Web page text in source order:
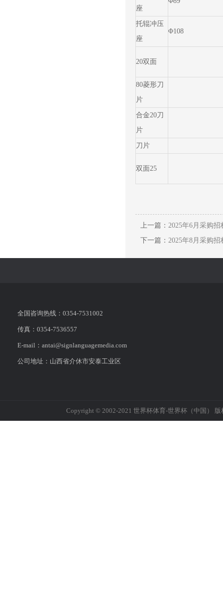
座
托辊冲压
座
Φ108
20双面
80菱形刀
片
合金20刀
片
刀片
双面25
上一篇： 2025年6月采购招
下一篇： 2025年8月采购招
全国咨询热线：0354-7531002
传真：0354-7536557
E-mail：antai@signlanguagemedia.com
公司地址：山西省介休市安泰工业区
Copyright © 2002-2021 世界杯体育-世界杯（中国） 版